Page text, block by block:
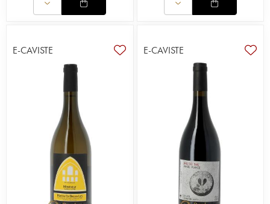
E-CAVISTE E-CAVISTE